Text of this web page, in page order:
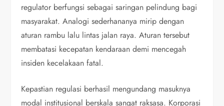
regulator berfungsi sebagai saringan pelindung bagi
masyarakat. Analogi sederhananya mirip dengan
aturan rambu lalu lintas jalan raya. Aturan tersebut
membatasi kecepatan kendaraan demi mencegah
insiden kecelakaan fatal.
Kepastian regulasi berhasil mengundang masuknya
modal institusional berskala sangat raksasa. Korporasi